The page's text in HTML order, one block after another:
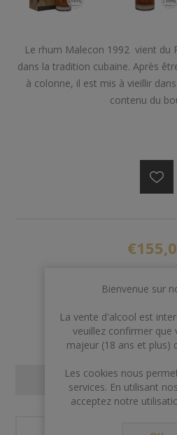
Le rhum Malecon 1992 vient du
dans la tradition cubaine. Après
à colonne, il est mis à vieillir
contenu du
AJOUTER
Bienvenue sur
La vente d'alcool est
veuillez confirmer que
majeur (18 ans et plus)
Les cookies nous
services. En utilisant
acceptez notre